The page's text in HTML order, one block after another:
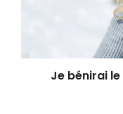
Je bénirai